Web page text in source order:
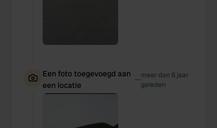
Een foto toegevoegd aan
een locatie
—meer dan 6 jaar
geleden